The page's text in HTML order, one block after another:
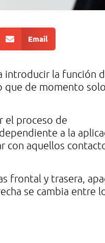
Email
introducir la función
que de momento
el proceso de
a la
con aquellos
frontal y trasera,
se cambia entre